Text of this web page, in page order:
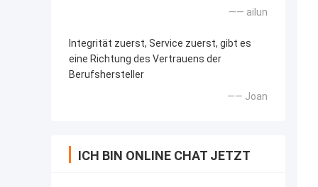
—— ailun
Integrität zuerst, Service zuerst, gibt es
eine Richtung des Vertrauens der
Berufshersteller
—— Joan
ICH BIN ONLINE CHAT JETZT